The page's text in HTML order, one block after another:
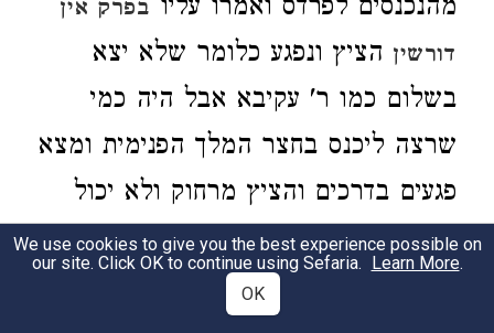
מהנכנסים לפרדס ואמרו עליו בפרק אין
דורשין הציץ ונפגע כלומר שלא יצא
בשלום כמו ר' עקיבא אבל היה כמי
שרצה ליכנס בחצר המלך הפנימית ומצא
פגעים בדרכים והציץ מרחוק ולא יכול
לבא אל המשכן מפני הפגעים כי בן
זומא נתבלבלה דעתו במעשה מרכבה
We use cookies to give you the best experience possible on
our site. Click OK to continue using Sefaria. Learn More.
OK